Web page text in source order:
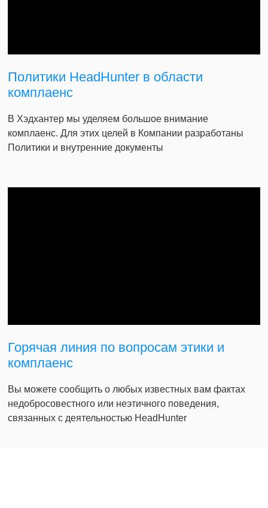
Политики HeadHunter в области
комплаенс
В Хэдхантер мы уделяем большое внимание
комплаенс. Для этих целей в Компании разработаны
Политики и внутренние документы
Горячая линия по вопросам этики и
комплаенс
Вы можете сообщить о любых известных вам фактах
недобросовестного или неэтичного поведения,
связанных с деятельностью HeadHunter